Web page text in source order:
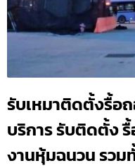
รับเหมาติดตั้งรื้อ
บริการ รับติดตั้ง รื้
งานหุ้มฉนวน รว